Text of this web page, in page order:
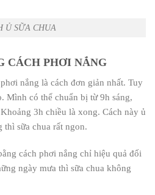
Ủ SỮA CHUA
CÁCH PHƠI NẮNG
nắng là cách đơn giản nhất. Tuy
Mình có thể chuẩn bị từ 9h sáng,
3h chiều là xong. Cách này ủ
thì sữa chua rất ngon.
cách phơi nắng chỉ hiệu quả đối
ngày mưa thì sữa chua không